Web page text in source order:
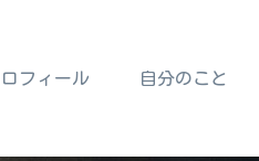
フィール 自分のこと